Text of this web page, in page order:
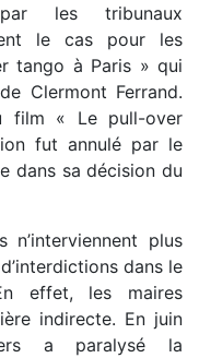
les tribunaux
le cas pour les
tango à Paris » qui
Clermont Ferrand.
film « Le pull-over
fut annulé par le
dans sa décision du
n’interviennent plus
dans le
effet, les maires
indirecte. En juin
a paralysé la